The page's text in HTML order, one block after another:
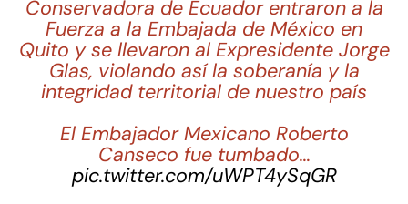
Conservadora de Ecuador entraron a la
Fuerza a la Embajada de México en
Quito y se llevaron al Expresidente Jorge
Glas, violando así la soberanía y la
integridad territorial de nuestro país
El Embajador Mexicano Roberto
Canseco fue tumbado…
pic.twitter.com/uWPT4ySqGR